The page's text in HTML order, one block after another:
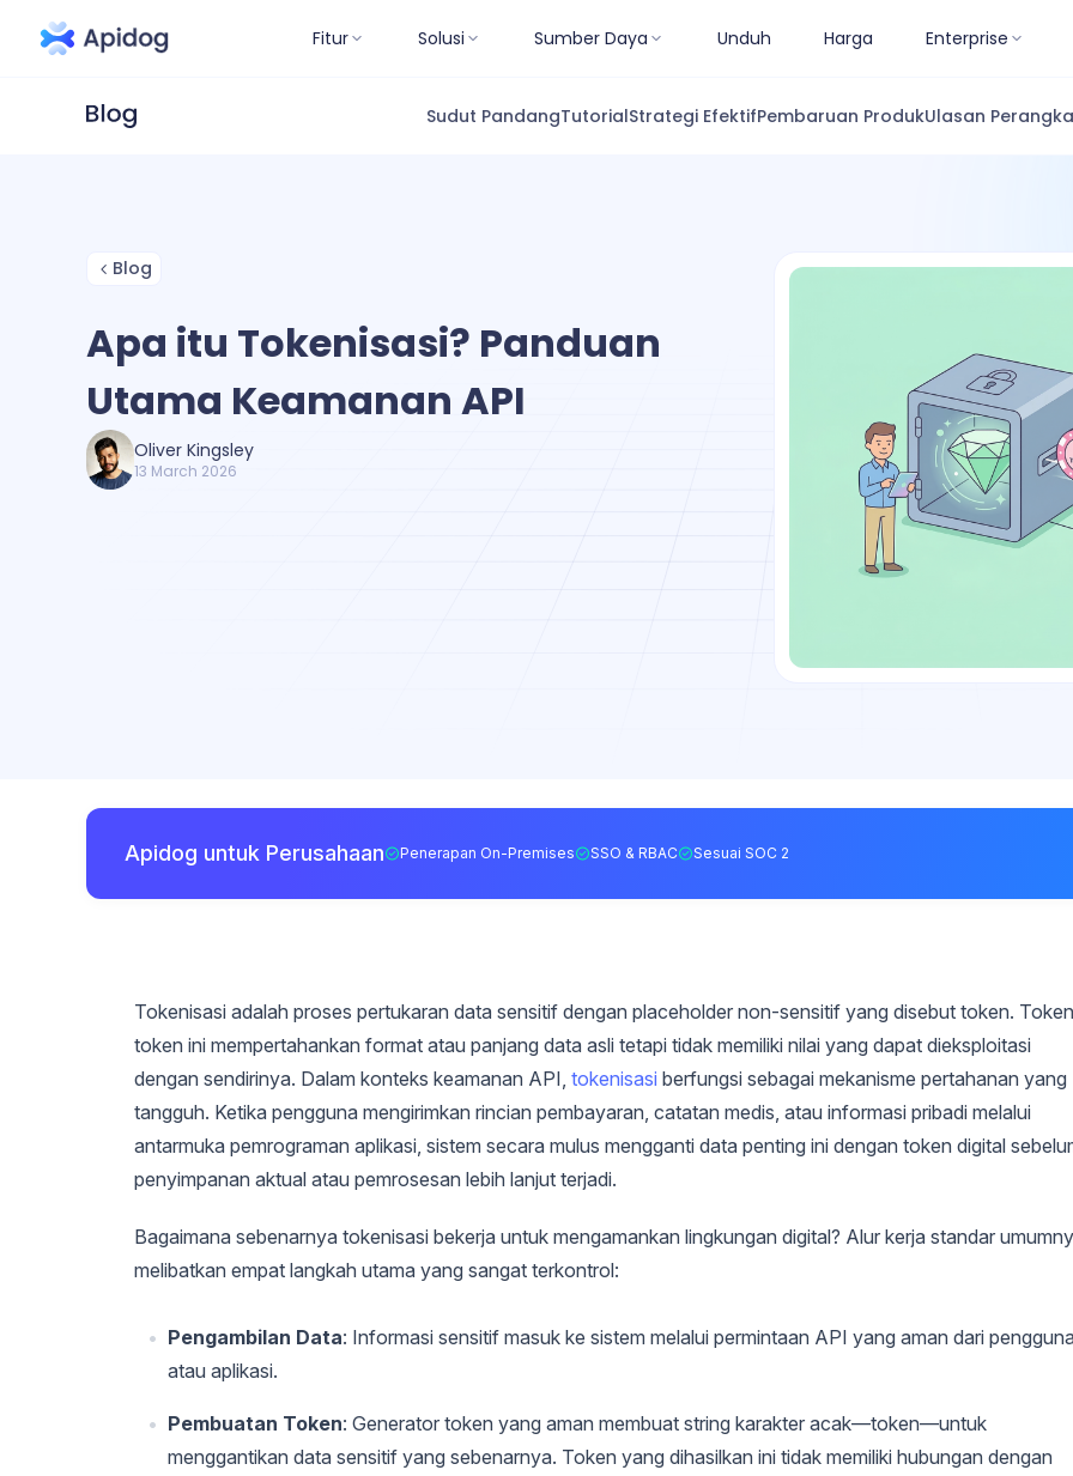
Fitur Solusi Sumber Daya Unduh Harga Enterprise
Sudut PandangTutorialStrategi EfektifPembaruan ProdukUlasan
Blog
Apa itu Tokenisasi? Panduan
Utama Keamanan API
Oliver Kingsley
13 March 2026
Apidog untuk Perusahaan Penerapan On-Premises SSO & RBAC Sesuai SOC 2
Tokenisasi adalah proses pertukaran data sensitif dengan placeholder non-sensitif yang disebut token.
token ini mempertahankan format atau panjang data asli tetapi tidak memiliki nilai yang dapat dieksploitasi
dengan sendirinya. Dalam konteks keamanan API, tokenisasi berfungsi sebagai mekanisme pertahanan yang
tangguh. Ketika pengguna mengirimkan rincian pembayaran, catatan medis, atau informasi pribadi melalui
antarmuka pemrograman aplikasi, sistem secara mulus mengganti data penting ini dengan token digital
penyimpanan aktual atau pemrosesan lebih lanjut terjadi.
Bagaimana sebenarnya tokenisasi bekerja untuk mengamankan lingkungan digital? Alur kerja standar
melibatkan empat langkah utama yang sangat terkontrol:
Pengambilan Data: Informasi sensitif masuk ke sistem melalui permintaan API yang aman dari pengguna
atau aplikasi.
Pembuatan Token: Generator token yang aman membuat string karakter acak—token—untuk
menggantikan data sensitif yang sebenarnya. Token yang dihasilkan ini tidak memiliki hubungan dengan